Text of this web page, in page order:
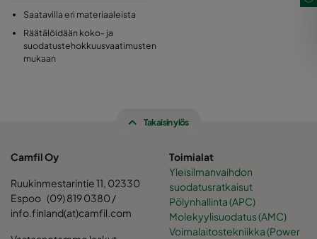
Saatavilla eri materiaaleista
Räätälöidään koko- ja
suodatustehokkuusvaatimusten
mukaan
Takaisin ylös
Camfil Oy
Ruukinmestarintie 11, 02330
Espoo (09) 819 0380 /
info.finland(at)camfil.com
Toimialat
Yleisilmanvaihdon
suodatusratkaisut
Pölynhallinta (APC)
Molekyylisuodatus (AMC)
Voimalaitostekniikka (Power